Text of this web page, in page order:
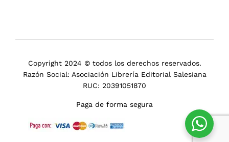
Copyright 2024 © todos los derechos reservados.
Razón Social: Asociación Librería Editorial Salesiana
RUC: 20391051870
Paga de forma segura